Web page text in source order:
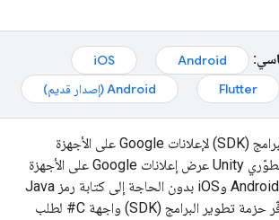
Android
iOS
Flutter Android (إصدار قديم)
تتيح "حزمة تطوير البرامج (SDK) لإعلانات Google على الأجهزة
الجوّالة" في Unity لمطوّري Unity عرض إعلانات Google على الأجهزة
الجوّالة في تطبيقات Android وiOS بدون الحاجة إلى كتابة رمز Java
أو Objective-C. توفّر حزمة تطوير البرامج (SDK) واجهة C# لطلب